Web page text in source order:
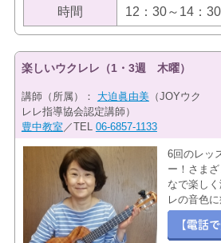
時間 12：30～14：30
楽しいウクレレ（1・3週 木曜）
講師（所属）： 大迫眞由美（JOYウク
レレ指導協会認定講師）
豊中教室 ／TEL 06-6857-1133
6回のレッ
ー！さま
なで楽し
レの音色に